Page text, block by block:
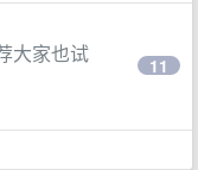
大家也试
11